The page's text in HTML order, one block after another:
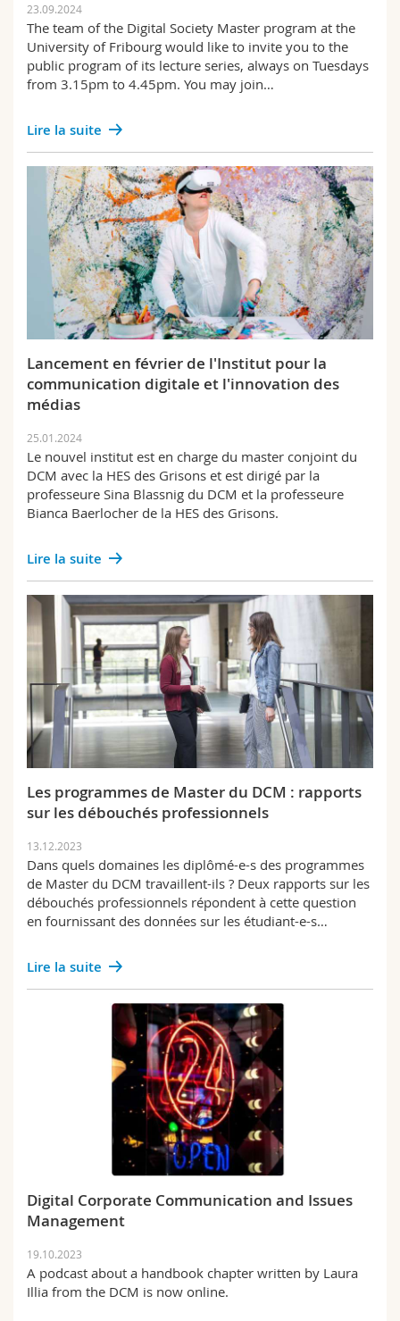
23.09.2024
The team of the Digital Society Master program at the
University of Fribourg would like to invite you to the
public program of its lecture series, always on Tuesdays
from 3.15pm to 4.45pm. You may join…
Lire la suite
Lancement en février de l'Institut pour la
communication digitale et l'innovation des
médias
25.01.2024
Le nouvel institut est en charge du master conjoint du
DCM avec la HES des Grisons et est dirigé par la
professeure Sina Blassnig du DCM et la professeure
Bianca Baerlocher de la HES des Grisons.
Lire la suite
Les programmes de Master du DCM : rapports
sur les débouchés professionnels
13.12.2023
Dans quels domaines les diplômé-e-s des programmes
de Master du DCM travaillent-ils ? Deux rapports sur les
débouchés professionnels répondent à cette question
en fournissant des données sur les étudiant-e-s…
Lire la suite
Digital Corporate Communication and Issues
Management
19.10.2023
A podcast about a handbook chapter written by Laura
Illia from the DCM is now online.